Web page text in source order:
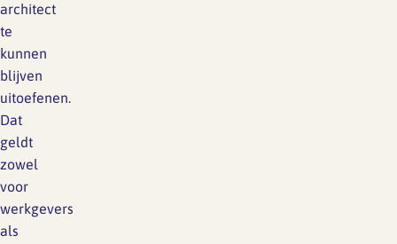
architect
te
kunnen
blijven
uitoefenen.
Dat
geldt
zowel
voor
werkgevers
als